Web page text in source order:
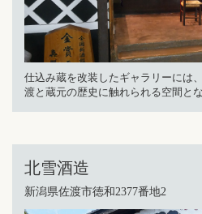
仕込み蔵を改装したギャラリーには
渡と蔵元の歴史に触れられる空間と
北雪酒造
新潟県佐渡市徳和2377番地2